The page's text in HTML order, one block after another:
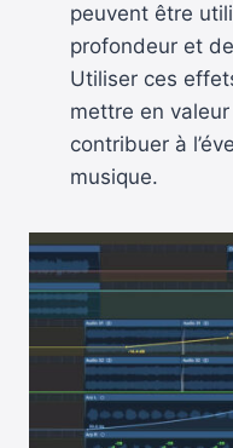
peuvent être
profondeur et
Utiliser ces
mettre en
contribuer à
musique.